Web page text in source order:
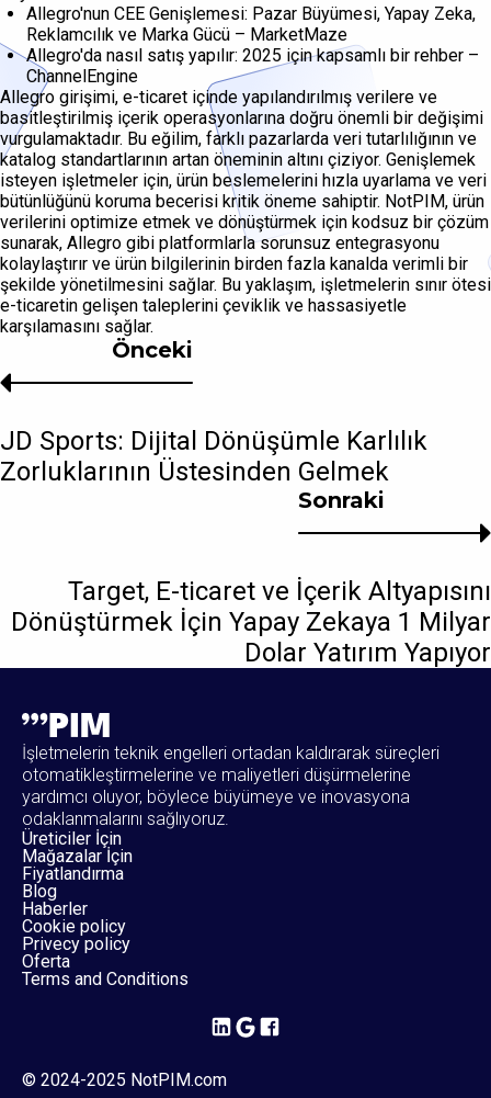
Allegro'nun CEE Genişlemesi: Pazar Büyümesi, Yapay Zeka,
Reklamcılık ve Marka Gücü – MarketMaze
Allegro'da nasıl satış yapılır: 2025 için kapsamlı bir rehber –
ChannelEngine
Allegro girişimi, e-ticaret içinde yapılandırılmış verilere ve
basitleştirilmiş içerik operasyonlarına doğru önemli bir değişimi
vurgulamaktadır. Bu eğilim, farklı pazarlarda veri tutarlılığının ve
katalog standartlarının artan öneminin altını çiziyor. Genişlemek
isteyen işletmeler için, ürün beslemelerini hızla uyarlama ve veri
bütünlüğünü koruma becerisi kritik öneme sahiptir. NotPIM, ürün
verilerini optimize etmek ve dönüştürmek için kodsuz bir çözüm
sunarak, Allegro gibi platformlarla sorunsuz entegrasyonu
kolaylaştırır ve ürün bilgilerinin birden fazla kanalda verimli bir
şekilde yönetilmesini sağlar. Bu yaklaşım, işletmelerin sınır ötesi
e-ticaretin gelişen taleplerini çeviklik ve hassasiyetle
karşılamasını sağlar.
Sonraki
Target, E-ticaret ve İçerik Altyapısını
Dönüştürmek İçin Yapay Zekaya 1 Milyar
Dolar Yatırım Yapıyor
Önceki
JD Sports: Dijital Dönüşümle Karlılık
Zorluklarının Üstesinden Gelmek
İşletmelerin teknik engelleri ortadan kaldırarak süreçleri
otomatikleştirmelerine ve maliyetleri düşürmelerine
yardımcı oluyor, böylece büyümeye ve inovasyona
odaklanmalarını sağlıyoruz.
Üreticiler İçin
Mağazalar İçin
Fiyatlandırma
Blog
Haberler
Cookie policy
Privecy policy
Oferta
Terms and Conditions
© 2024-2025 NotPIM.com